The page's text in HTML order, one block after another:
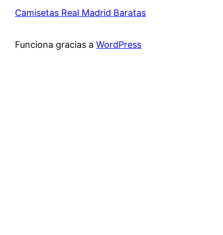
Camisetas Real Madrid Baratas
Funciona gracias aWordPress